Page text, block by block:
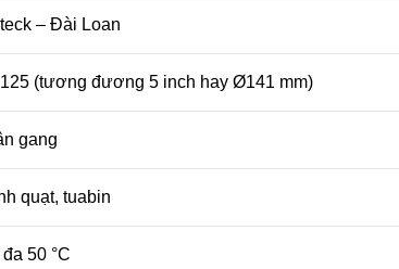
– Đài Loan
(tương đương 5 inch hay Ø141 mm)
gang
quạt, tuabin
50 °C